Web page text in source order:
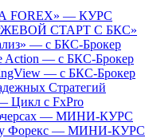
FOREX» — КУРС
СТАРТ С БКС»
— с БКС-Брокер
Action — с БКС-Брокер
— с БКС-Брокер
Стратегий
Цикл с FxPro
— МИНИ-КУРС
Форекс — МИНИ-КУРС